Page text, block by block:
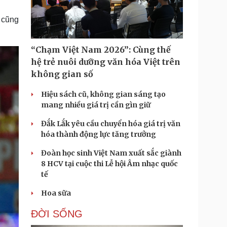
Doanh nghiệp 24h
nhân
Vì cộng đồng
Tin Công nghệ
Trải nghiệm
Chuyển đổi số
check-in
Podcast
Câu chuyện thời sự
Cửa sổ tình yêu
Kể chuyện cho bé
Hạt giống tâm hồn
“Chạm Việt Nam 2026”: Cùng thế
hệ trẻ nuôi dưỡng văn hóa Việt trên
không gian số
Hiệu sách cũ, không gian sáng tạo
mang nhiều giá trị cần gìn giữ
Đắk Lắk yêu cầu chuyển hóa giá trị văn
hóa thành động lực tăng trưởng
Đoàn học sinh Việt Nam xuất sắc giành
8 HCV tại cuộc thi Lễ hội Âm nhạc quốc
tế
Hoa sữa
ĐỜI SỐNG